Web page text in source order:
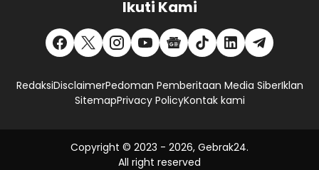
Ikuti Kami
RedaksiDisclaimerPedoman Pemberitaan Media SiberIklan
SitemapPrivacy PolicyKontak kami
Copyright © 2023 - 2026, Gebrak24.
All right reserved